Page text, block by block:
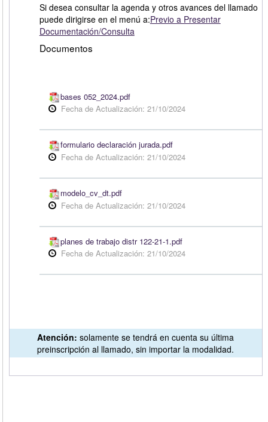
Si desea consultar la agenda y otros avances del llamado
puede dirigirse en el menú a:Previo a Presentar
Documentación/Consulta
Documentos
bases 052_2024.pdf
Fecha de Actualización: 21/10/2024
formulario declaración jurada.pdf
Fecha de Actualización: 21/10/2024
modelo_cv_dt.pdf
Fecha de Actualización: 21/10/2024
planes de trabajo distr 122-21-1.pdf
Fecha de Actualización: 21/10/2024
Atención: solamente se tendrá en cuenta su última
preinscripción al llamado, sin importar la modalidad.